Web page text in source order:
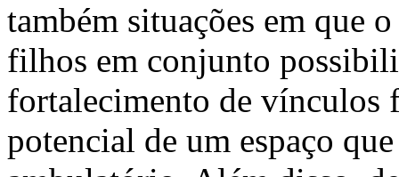
também situações em que
filhos em conjunto
fortalecimento de vínculos
potencial de um espaço